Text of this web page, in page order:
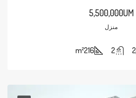
5,500,000UM
منزل
2
2
216
m²